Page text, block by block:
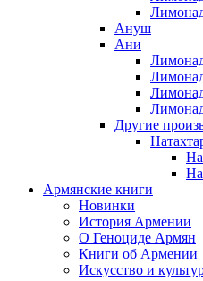
Ануш
Ани
Другие
Армянские книги
Новинки
История Армении
О Геноциде Армян
Книги об Армении
Иcкусство и